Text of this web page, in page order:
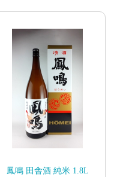
鳳鳴 田舎酒 純米 1.8L